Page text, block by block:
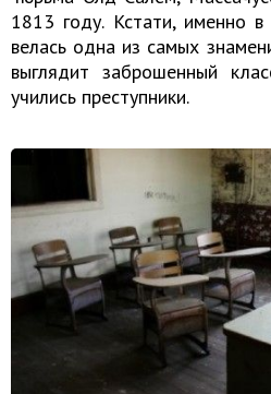
1813 году. Кстати, именно
велась одна из самых
выглядит заброшенный
учились преступники.